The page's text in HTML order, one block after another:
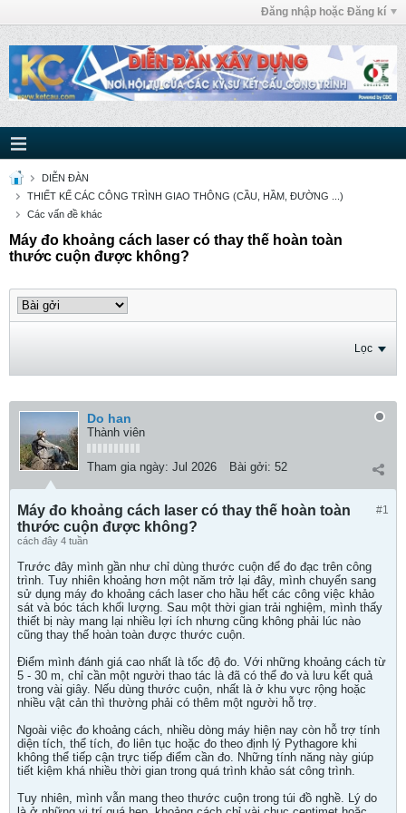
Đăng nhập hoặc Đăng kí
DIỄN ĐÀN
THIẾT KẾ CÁC CÔNG TRÌNH GIAO THÔNG (CẦU, HẦM, ĐƯỜNG ...)
Các vấn đề khác
Máy đo khoảng cách laser có thay thế hoàn toàn
thước cuộn được không?
Lọc
Do han
Thành viên
Tham gia ngày: Jul 2026 Bài gởi: 52
#1
Máy đo khoảng cách laser có thay thế hoàn toàn
thước cuộn được không?
cách đây 4 tuần
Trước đây mình gần như chỉ dùng thước cuộn để đo đạc trên công
trình. Tuy nhiên khoảng hơn một năm trở lại đây, mình chuyển sang
sử dụng máy đo khoảng cách laser cho hầu hết các công việc khảo
sát và bóc tách khối lượng. Sau một thời gian trải nghiệm, mình thấy
thiết bị này mang lại nhiều lợi ích nhưng cũng không phải lúc nào
cũng thay thế hoàn toàn được thước cuộn.
Điểm mình đánh giá cao nhất là tốc độ đo. Với những khoảng cách từ
5 - 30 m, chỉ cần một người thao tác là đã có thể đo và lưu kết quả
trong vài giây. Nếu dùng thước cuộn, nhất là ở khu vực rộng hoặc
nhiều vật cản thì thường phải có thêm một người hỗ trợ.
Ngoài việc đo khoảng cách, nhiều dòng máy hiện nay còn hỗ trợ tính
diện tích, thể tích, đo liên tục hoặc đo theo định lý Pythagore khi
không thể tiếp cận trực tiếp điểm cần đo. Những tính năng này giúp
tiết kiệm khá nhiều thời gian trong quá trình khảo sát công trình.
Tuy nhiên, mình vẫn mang theo thước cuộn trong túi đồ nghề. Lý do